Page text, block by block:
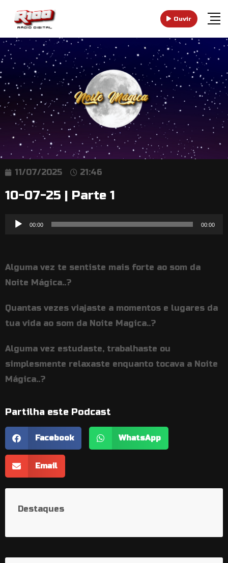
Ouvir
11/07/2025 21:46
10-07-25 | Parte 1
Reprodutor
00:00 00:00
Alguma vez te sentiste mais forte ao som da
Noite Mágica..?
Quantas vezes viajaste a momentos e lugares da
tua vida ao som da Noite Magica..?
Alguma vez estudaste, trabalhaste ou
simplesmente relaxaste enquanto tocava a Noite
Mágica..?
Partilha este Podcast
Facebook WhatsApp
Email
Destaques